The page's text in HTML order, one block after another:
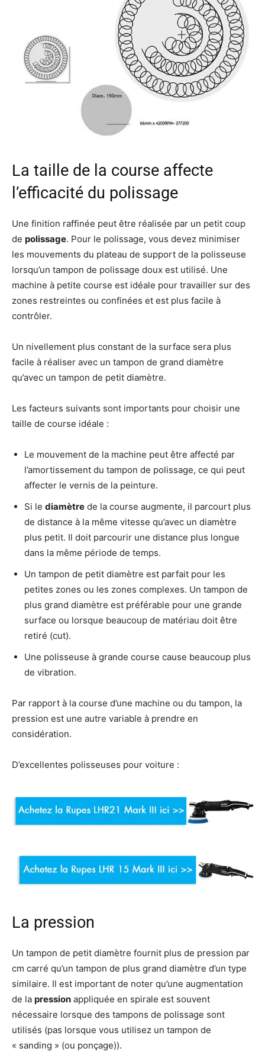
La taille de la course affecte
l’efficacité du polissage
Une finition raffinée peut être réalisée par un petit coup
de polissage. Pour le polissage, vous devez minimiser
les mouvements du plateau de support de la polisseuse
lorsqu’un tampon de polissage doux est utilisé. Une
machine à petite course est idéale pour travailler sur des
zones restreintes ou confinées et est plus facile à
contrôler.
Un nivellement plus constant de la surface sera plus
facile à réaliser avec un tampon de grand diamètre
qu’avec un tampon de petit diamètre.
Les facteurs suivants sont importants pour choisir une
taille de course idéale :
Le mouvement de la machine peut être affecté par
l’amortissement du tampon de polissage, ce qui peut
affecter le vernis de la peinture.
Si le diamètre de la course augmente, il parcourt plus
de distance à la même vitesse qu’avec un diamètre
plus petit. Il doit parcourir une distance plus longue
dans la même période de temps.
Un tampon de petit diamètre est parfait pour les
petites zones ou les zones complexes. Un tampon de
plus grand diamètre est préférable pour une grande
surface ou lorsque beaucoup de matériau doit être
retiré (cut).
Une polisseuse à grande course cause beaucoup plus
de vibration.
Par rapport à la course d’une machine ou du tampon, la
pression est une autre variable à prendre en
considération.
D’excellentes polisseuses pour voiture :
La pression
Un tampon de petit diamètre fournit plus de pression par
cm carré qu’un tampon de plus grand diamètre d’un type
similaire. Il est important de noter qu’une augmentation
de la pression appliquée en spirale est souvent
nécessaire lorsque des tampons de polissage sont
utilisés (pas lorsque vous utilisez un tampon de
« sanding » (ou ponçage)).